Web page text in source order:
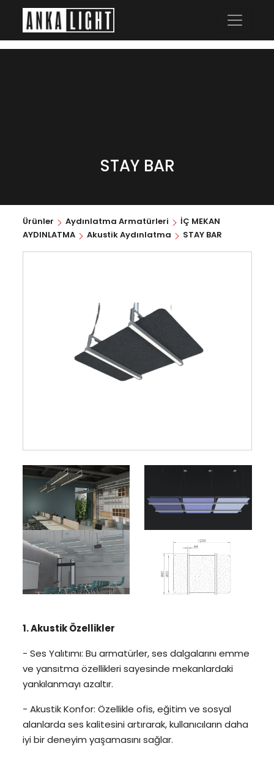
STAY BAR
Ürünler Aydınlatma Armatürleri
İÇ MEKAN
AYDINLATMA
Akustik Aydınlatma STAY BAR
1. Akustik Özellikler
- Ses Yalıtımı: Bu armatürler, ses dalgalarını emme
ve yansıtma özellikleri sayesinde mekanlardaki
yankılanmayı azaltır.
- Akustik Konfor: Özellikle ofis, eğitim ve sosyal
alanlarda ses kalitesini artırarak, kullanıcıların daha
iyi bir deneyim yaşamasını sağlar.